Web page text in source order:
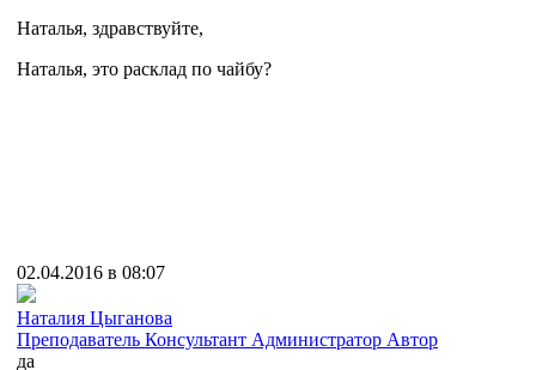
Наталья, здравствуйте,
Наталья, это расклад по чайбу?
02.04.2016 в 08:07
Наталия Цыганова
Преподаватель Консультант Администратор Автор
да